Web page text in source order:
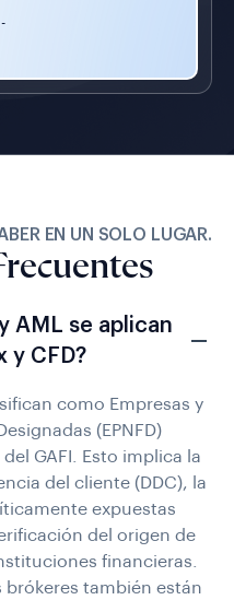
EN UN SOLO LUGAR.
AML se aplican
y CFD?
como Empresas y
(EPNFD)
GAFI. Esto implica la
del cliente (DDC), la
expuestas
del origen de
financieras.
brókeres también están